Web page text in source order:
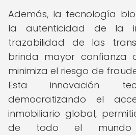
Además, la tecnología
la autenticidad de la
trazabilidad de las
brinda mayor confianza
minimiza el riesgo de
Esta innovación
democratizando el
inmobiliario global,
de todo el mundo